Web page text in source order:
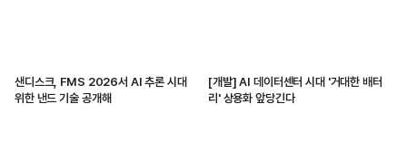
샌디스크, FMS 2026서 AI 추론 시대
위한 낸드 기술 공개해
[개발] AI 데이터센터 시대 '거대한 배터
리' 상용화 앞당긴다